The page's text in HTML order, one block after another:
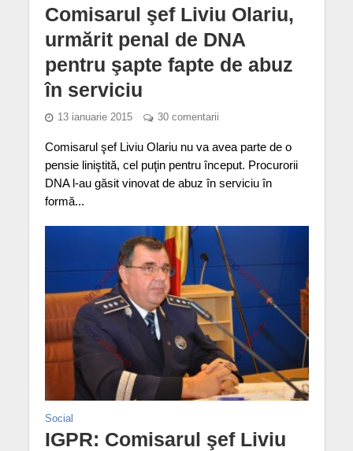
Comisarul şef Liviu Olariu,
urmărit penal de DNA
pentru şapte fapte de abuz
în serviciu
13 ianuarie 2015 30 comentarii
Comisarul şef Liviu Olariu nu va avea parte de o
pensie liniştită, cel puţin pentru început. Procurorii
DNA l-au găsit vinovat de abuz în serviciu în
formă...
Social
IGPR: Comisarul şef Liviu